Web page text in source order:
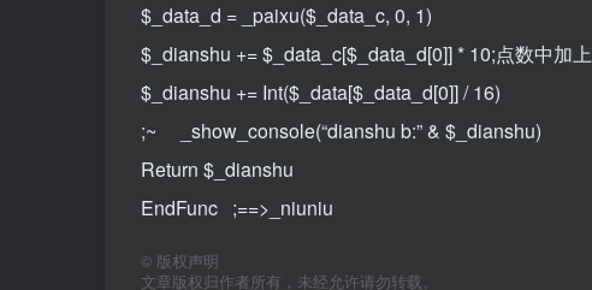
$_data_d = _paixu($_data_c, 0, 1)
$_dianshu += $_data_c[$_data_d[0]] * 10;点数中加
$_dianshu += Int($_data[$_data_d[0]] / 16)
;~ _show_console(“dianshu b:” & $_dianshu)
Return $_dianshu
EndFunc ;==>_niuniu
© 版权声明
文章版权归作者所有，未经允许请勿转载。